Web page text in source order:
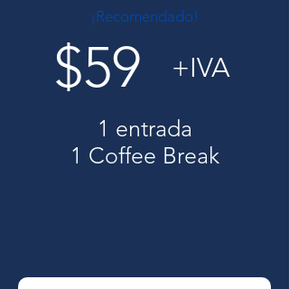
¡Recomendado!
$59 +IVA
1 entrada
1 Coffee Break